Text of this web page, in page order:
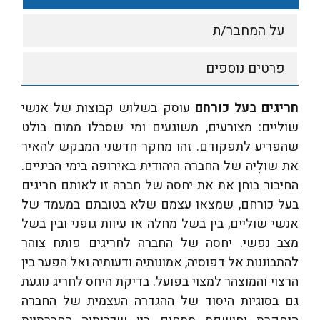
על המחבר/ת
פרטים נוספים
חריגים בעל כורחםעוסק בשלוש קבוצות של אנשי
שוליים: מצורעים, משוגעים ומי שסבלו ממום בולט
שהפריע לתפקודם. זהו מחקר חדשני המבקש להאיר
את שולֶיה של החברה היהודית באירופה בימי הביניים.
החיבור בוחן את את יחסה של חברה זו לאותם חריגים
בעל כורחם, שמצאו עצמם שלא בטובתם במעמד של
אנשי שוליים, בין בשל מחלה או עיוות גופני ובין בשל
מצב נפשי. יחסה של החברה לחריגים פותח צוהר
להתבוננות אל דפוסיה, אמונותיה ודעותיה ואל הפער בין
הרצוי והמוצהר למצוי בפועל. בדיקת היחס לחריג נוגעת
גם בסוגיות היסוד של ההגדרה העצמית של החברה